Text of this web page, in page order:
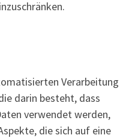
Verarbeitung
darin besteht, dass
verwendet werden,
die sich auf eine